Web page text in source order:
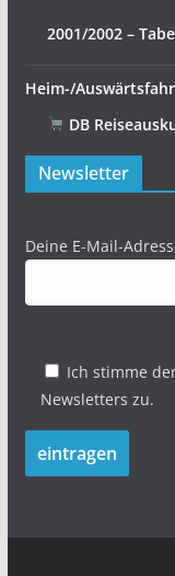
2001/2002 –
Heim-/
DB
Newsletter
Deine E-Mail-
Ich stimme
Newsletters zu.